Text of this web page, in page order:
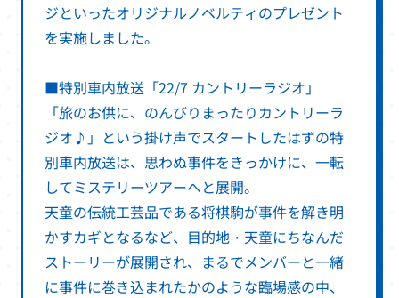
ジといったオリジナルノベルティのプレゼント
を実施しました。
■特別車内放送「22/7 カントリーラジオ」
「旅のお供に、のんびりまったりカントリーラ
ジオ♪」という掛け声でスタートしたはずの特
別車内放送は、思わぬ事件をきっかけに、一転
してミステリーツアーへと展開。
天童の伝統工芸品である将棋駒が事件を解き明
かすカギとなるなど、目的地・天童にちなんだ
ストーリーが展開され、まるでメンバーと一緒
に事件に巻き込まれたかのような臨場感の中、